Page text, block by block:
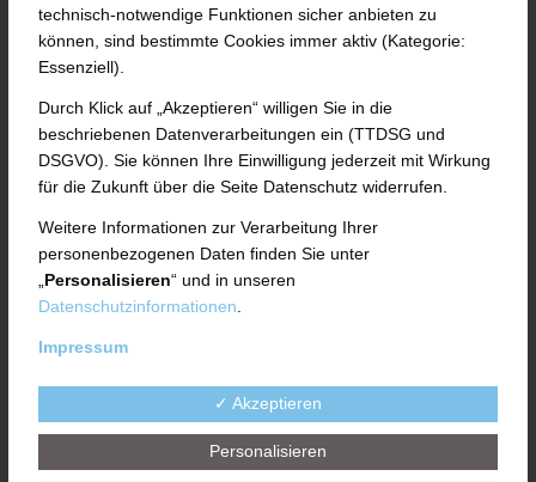
Fulda. Ein bedeutender Schritt hin zur
klimaneutralen Produktion: Die UTH
GmbH setzt auf Sonnenenergie – und hat
nun in eine großflächige Photovoltaik-
Anlage am Fuldaer Produktionsstandort
im Münsterfeld investiert. Das System ist
seit Mitte Februar in Betrieb.
„Nachhaltigkeit ist das zentrale Thema
unserer Gegenwart und unseres Tuns. Seit
über 35 Jahren liefern wir weltweit
technisch-notwendige Funktionen sicher anbieten zu
können, sind bestimmte Cookies immer aktiv (Kategorie:
Essenziell).
Durch Klick auf „Akzeptieren“ willigen Sie in die
beschriebenen Datenverarbeitungen ein (TTDSG und
DSGVO). Sie können Ihre Einwilligung jederzeit mit Wirkung
für die Zukunft über die Seite Datenschutz widerrufen.
Weitere Informationen zur Verarbeitung Ihrer
personenbezogenen Daten finden Sie unter
„Personalisieren“ und in unseren
Datenschutzinformationen.
Impressum
✓ Akzeptieren
Personalisieren